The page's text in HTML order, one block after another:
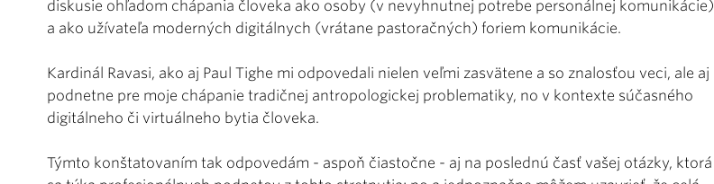
diskusie ohľadom chápania človeka ako osoby (v nevyhnutnej potrebe personálnej komunikácie)
a ako užívateľa moderných digitálnych (vrátane pastoračných) foriem komunikácie.
Kardinál Ravasi, ako aj Paul Tighe mi odpovedali nielen veľmi zasvätene a so znalosťou veci, ale aj
podnetne pre moje chápanie tradičnej antropologickej problematiky, no v kontexte súčasného
digitálneho či virtuálneho bytia človeka.
Týmto konštatovaním tak odpovedám - aspoň čiastočne - aj na poslednú časť vašej otázky, ktorá